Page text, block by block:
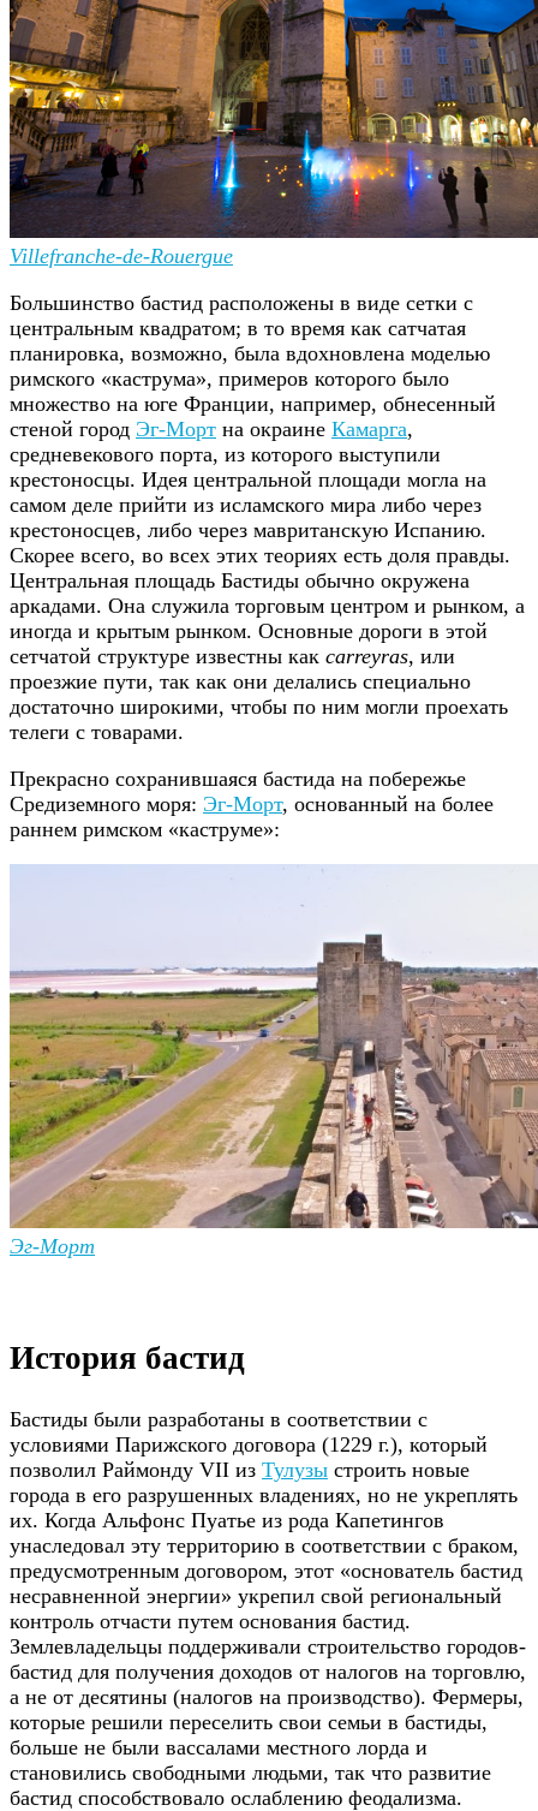
Villefranche-de-Rouergue
Большинство бастид расположены в виде сетки с
центральным квадратом; в то время как сатчатая
планировка, возможно, была вдохновлена моделью
римского «каструма», примеров которого было
множество на юге Франции, например, обнесенный
стеной город Эг-Морт на окраине Камарга,
средневекового порта, из которого выступили
крестоносцы. Идея центральной площади могла на
самом деле прийти из исламского мира либо через
крестоносцев, либо через мавританскую Испанию.
Скорее всего, во всех этих теориях есть доля правды.
Центральная площадь Бастиды обычно окружена
аркадами. Она служила торговым центром и рынком, а
иногда и крытым рынком. Основные дороги в этой
сетчатой структуре известны как carreyras, или
проезжие пути, так как они делались специально
достаточно широкими, чтобы по ним могли проехать
телеги с товарами.
Прекрасно сохранившаяся бастида на побережье
Средиземного моря: Эг-Морт, основанный на более
раннем римском «каструме»:
Эг-Морт
История бастид
Бастиды были разработаны в соответствии с
условиями Парижского договора (1229 г.), который
позволил Раймонду VII из Тулузы строить новые
города в его разрушенных владениях, но не укреплять
их. Когда Альфонс Пуатье из рода Капетингов
унаследовал эту территорию в соответствии с браком,
предусмотренным договором, этот «основатель бастид
несравненной энергии» укрепил свой региональный
контроль отчасти путем основания бастид.
Землевладельцы поддерживали строительство городов-
бастид для получения доходов от налогов на торговлю,
а не от десятины (налогов на производство). Фермеры,
которые решили переселить свои семьи в бастиды,
больше не были вассалами местного лорда и
становились свободными людьми, так что развитие
бастид способствовало ослаблению феодализма.